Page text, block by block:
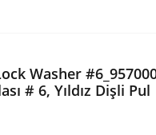
Washer
# 6, Yıldız Dişli Pul